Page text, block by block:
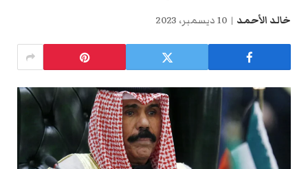
خالد الأحمد 10 ديسمبر، 2023